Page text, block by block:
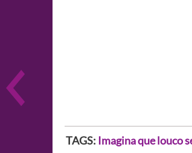
TAGS: Imagina que louco